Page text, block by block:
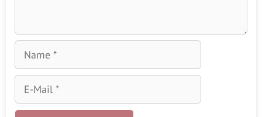
Name
Mail